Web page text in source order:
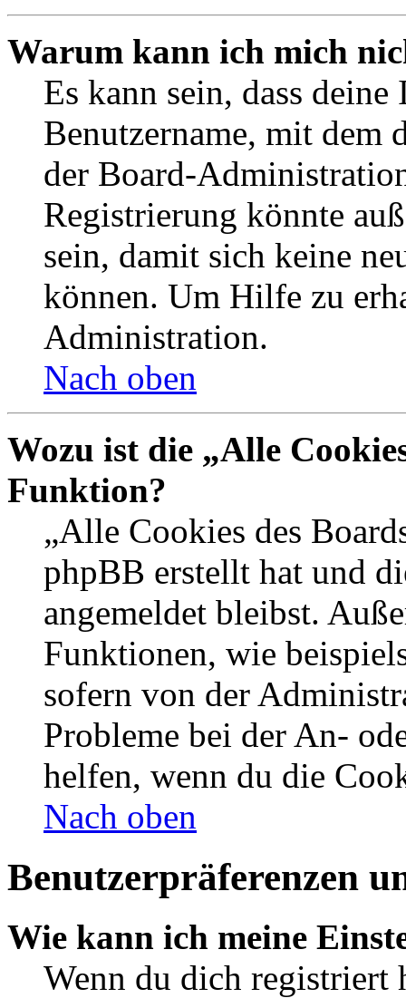
Warum kann ich mich
Es kann sein, dass
Benutzername, mit dem
der Board-
Registrierung könnte
sein, damit sich keine
können. Um Hilfe zu
Administration.
Nach oben
Wozu ist die „Alle
Funktion?
„Alle Cookies des
phpBB erstellt hat und
angemeldet bleibst.
Funktionen, wie
sofern von der
Probleme bei der An-
helfen, wenn du die
Nach oben
Benutzerpräferenzen
Wie kann ich meine
Wenn du dich registriert